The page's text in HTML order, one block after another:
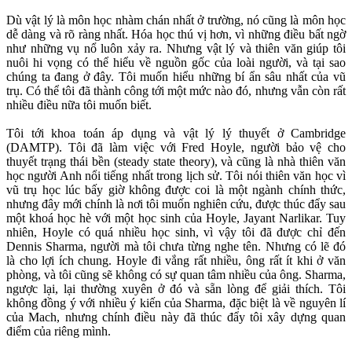
Dù vật lý là môn học nhàm chán nhất ở trường, nó cũng là môn học
dễ dàng và rõ ràng nhất. Hóa học thú vị hơn, vì những điều bất ngờ
như những vụ nổ luôn xảy ra. Nhưng vật lý và thiên văn giúp tôi
nuôi hi vọng có thể hiểu về nguồn gốc của loài người, và tại sao
chúng ta đang ở đây. Tôi muốn hiểu những bí ẩn sâu nhất của vũ
trụ. Có thể tôi đã thành công tới một mức nào đó, nhưng vẫn còn rất
nhiều điều nữa tôi muốn biết.
Tôi tới khoa toán áp dụng và vật lý lý thuyết ở Cambridge
(DAMTP). Tôi đã làm việc với Fred Hoyle, người bảo vệ cho
thuyết trạng thái bền (steady state theory), và cũng là nhà thiên văn
học người Anh nổi tiếng nhất trong lịch sử. Tôi nói thiên văn học vì
vũ trụ học lúc bấy giờ không được coi là một ngành chính thức,
nhưng đây mới chính là nơi tôi muốn nghiên cứu, được thúc đẩy sau
một khoá học hè với một học sinh của Hoyle, Jayant Narlikar. Tuy
nhiên, Hoyle có quá nhiều học sinh, vì vậy tôi đã được chỉ đến
Dennis Sharma, người mà tôi chưa từng nghe tên. Nhưng có lẽ đó
là cho lợi ích chung. Hoyle đi vắng rất nhiều, ông rất ít khi ở văn
phòng, và tôi cũng sẽ không có sự quan tâm nhiều của ông. Sharma,
ngược lại, lại thường xuyên ở đó và sẵn lòng để giải thích. Tôi
không đồng ý với nhiều ý kiến của Sharma, đặc biệt là về nguyên lí
của Mach, nhưng chính điều này đã thúc đẩy tôi xây dựng quan
điểm của riêng mình.